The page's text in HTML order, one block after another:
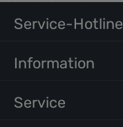
Service-Hotline
Information
Service